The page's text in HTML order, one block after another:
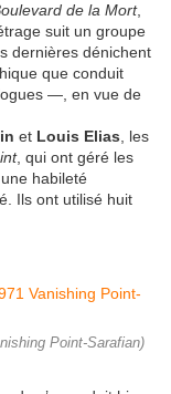
de la Mort,
suit un groupe
dernières dénichent
que conduit
—, en vue de
et Louis Elias , les
, qui ont géré les
habileté
Ils ont utilisé huit
Point-Sarafian)